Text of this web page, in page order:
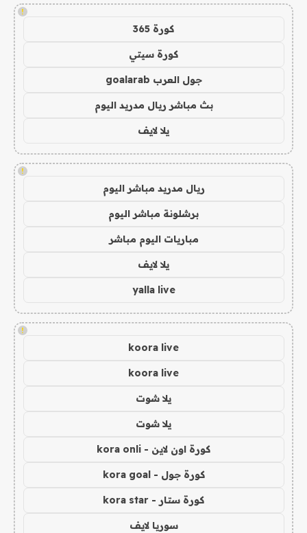
!
كورة 365
كورة سيتي
جول العرب goalarab
بث مباشر ريال مدريد اليوم
يلا لايف
!
ريال مدريد مباشر اليوم
برشلونة مباشر اليوم
مباريات اليوم مباشر
يلا لايف
yalla live
!
koora live
koora live
يلا شوت
يلا شوت
كورة اون لاين - kora onli
كورة جول - kora goal
كورة ستار - kora star
سوريا لايف